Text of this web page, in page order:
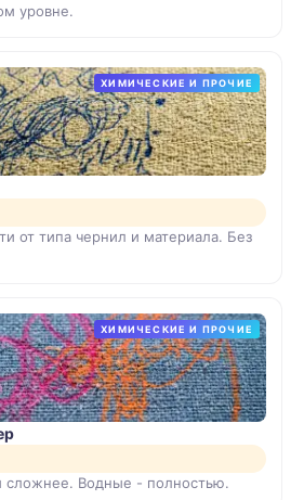
уровне.
ХИМИЧЕСКИЕ И ПРОЧИЕ
от типа чернил и материала. Без
ХИМИЧЕСКИЕ И ПРОЧИЕ
сложнее. Водные - полностью.